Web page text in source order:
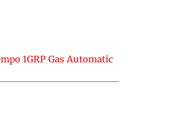
1GRP Gas Automatic